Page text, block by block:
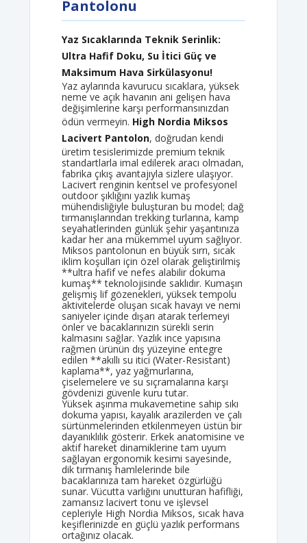
Pantolonu
Yaz Sıcaklarında Teknik Serinlik:
Ultra Hafif Doku, Su İtici Güç ve
Maksimum Hava Sirkülasyonu!
Yaz aylarında kavurucu sıcaklara, yüksek
neme ve açık havanın ani gelişen hava
değişimlerine karşı performansınızdan
ödün vermeyin. High Nordia Miksos
Lacivert Pantolon, doğrudan kendi
üretim tesislerimizde premium teknik
standartlarla imal edilerek aracı olmadan,
fabrika çıkış avantajıyla sizlere ulaşıyor.
Lacivert renginin kentsel ve profesyonel
outdoor şıklığını yazlık kumaş
mühendisliğiyle buluşturan bu model; dağ
tırmanışlarından trekking turlarına, kamp
seyahatlerinden günlük şehir yaşantınıza
kadar her ana mükemmel uyum sağlıyor.
Miksos pantolonun en büyük sırrı, sıcak
iklim koşulları için özel olarak geliştirilmiş
**ultra hafif ve nefes alabilir dokuma
kumaş** teknolojisinde saklıdır. Kumaşın
gelişmiş lif gözenekleri, yüksek tempolu
aktivitelerde oluşan sıcak havayı ve nemi
saniyeler içinde dışarı atarak terlemeyi
önler ve bacaklarınızın sürekli serin
kalmasını sağlar. Yazlık ince yapısına
rağmen ürünün dış yüzeyine entegre
edilen **akıllı su itici (Water-Resistant)
kaplama**, yaz yağmurlarına,
çiselemelere ve su sıçramalarına karşı
gövdenizi güvenle kuru tutar.
Yüksek aşınma mukavemetine sahip sıkı
dokuma yapısı, kayalık arazilerden ve çalı
sürtünmelerinden etkilenmeyen üstün bir
dayanıklılık gösterir. Erkek anatomisine ve
aktif hareket dinamiklerine tam uyum
sağlayan ergonomik kesimi sayesinde,
dik tırmanış hamlelerinde bile
bacaklarınıza tam hareket özgürlüğü
sunar. Vücutta varlığını unutturan hafifliği,
zamansız lacivert tonu ve işlevsel
cepleriyle High Nordia Miksos, sıcak hava
keşiflerinizde en güçlü yazlık performans
ortağınız olacak.